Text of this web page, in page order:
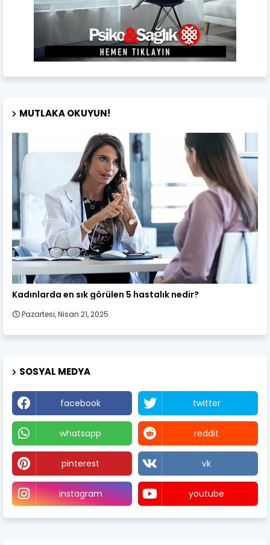
MUTLAKA OKUYUN!
Kadın Sağlığı
Kadınlarda en sık görülen 5 hastalık nedir?
Pazartesi, Nisan 21, 2025
SOSYAL MEDYA
facebook twitter
whatsapp reddit
pinterest vk
instagram youtube